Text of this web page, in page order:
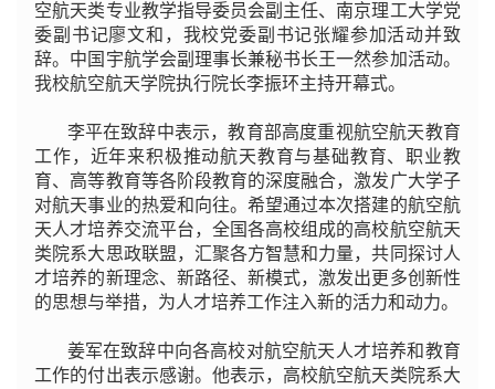
空航天类专业教学指导委员会副主任、南京理工大学党
委副书记廖文和，我校党委副书记张耀参加活动并致
辞。中国宇航学会副理事长兼秘书长王一然参加活动。
我校航空航天学院执行院长李振环主持开幕式。
李平在致辞中表示，教育部高度重视航空航天教育
工作，近年来积极推动航天教育与基础教育、职业教
育、高等教育等各阶段教育的深度融合，激发广大学子
对航天事业的热爱和向往。希望通过本次搭建的航空航
天人才培养交流平台，全国各高校组成的高校航空航天
类院系大思政联盟，汇聚各方智慧和力量，共同探讨人
才培养的新理念、新路径、新模式，激发出更多创新性
的思想与举措，为人才培养工作注入新的活力和动力。
姜军在致辞中向各高校对航空航天人才培养和教育
工作的付出表示感谢。他表示，高校航空航天类院系大